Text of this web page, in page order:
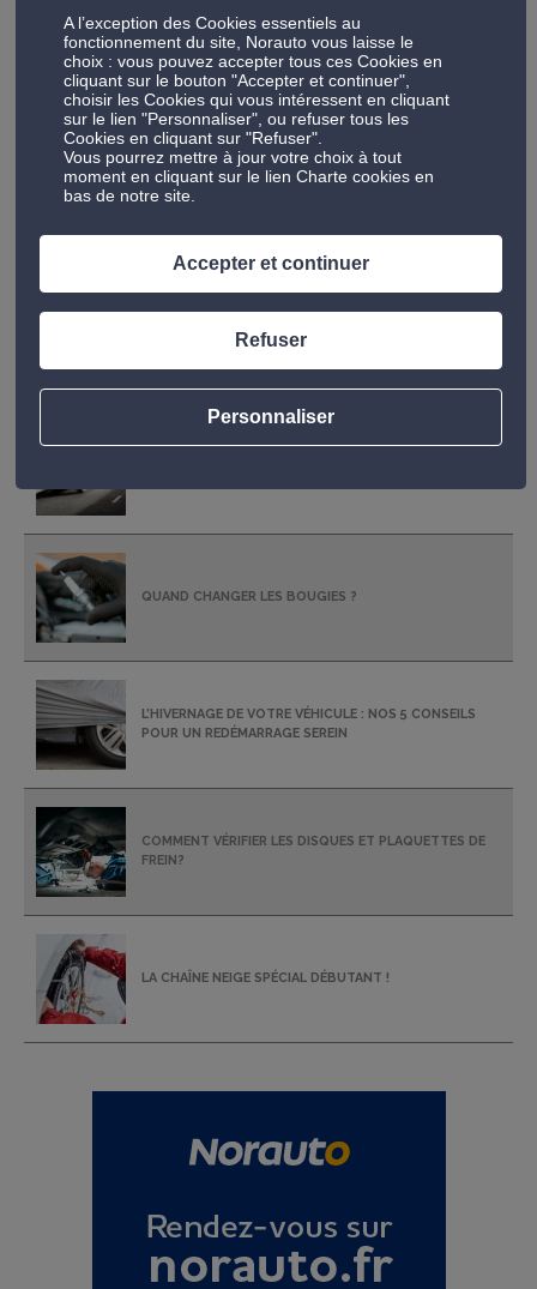
Nous vous avons convaincu ? Votre choix est fait ?
Alors avant de prendre la route n’hésitez pas à suivre
nos conseils pouréviter d’être trop gêné(e) par le
soleil ou pourrester zen dans les embouteillages
Bon voyage par les petites routes, et bonnes
#ÉCONOMIE #VOITURE #VOYAGE
QUAND CHANGER LES BOUGIES ?
L’HIVERNAGE DE VOTRE VÉHICULE : NOS 5 CONSEILS
POUR UN REDÉMARRAGE SEREIN
COMMENT VÉRIFIER LES DISQUES ET PLAQUETTES DE
FREIN?
LA CHAÎNE NEIGE SPÉCIAL DÉBUTANT !
A l’exception des Cookies essentiels au
fonctionnement du site, Norauto vous laisse le
choix : vous pouvez accepter tous ces Cookies en
cliquant sur le bouton "Accepter et continuer",
choisir les Cookies qui vous intéressent en cliquant
sur le lien "Personnaliser", ou refuser tous les
Cookies en cliquant sur "Refuser".
Vous pourrez mettre à jour votre choix à tout
moment en cliquant sur le lien Charte cookies en
bas de notre site.
Personnaliser
Refuser
Accepter et continuer